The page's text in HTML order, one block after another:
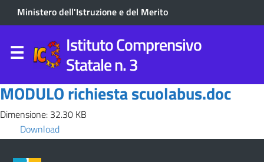
Ministero dell'Istruzione e del Merito
Istituto Comprensivo
Statale n. 3
MODULO richiesta scuolabus.doc
Dimensione: 32.30 KB
Download